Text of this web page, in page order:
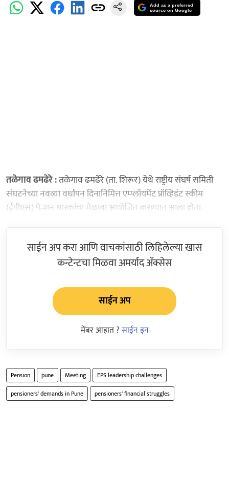
Add as a preferred
source on Google
तळेगाव ढमढेरे :तळेगाव ढमढेरे (ता. शिरूर) येथे राष्ट्रीय संघर्ष समिती
संघटनेच्या नवव्या वर्धापन दिनानिमित्त एम्प्लॉयमेंट प्रॉव्हिडंट स्कीम
(ईपीएस) पेन्शन धारकांचा मेळावा आयोजित करण्यात आला होता.
साईन अप करा आणि वाचकांसाठी लिहिलेल्या खास
कन्टेन्टचा मिळवा अमर्याद ॲक्सेस
साईन अप
मेंबर आहात ?साईन इन
Pension pune Meeting
EPS leadership challenges
pensioners' demands in Pune
pensioners' financial struggles